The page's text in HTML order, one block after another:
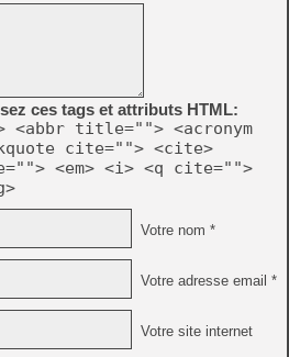
ces tags et attributs HTML:
title=""> <acronym
cite=""> <cite>
<em> <i> <q cite="">
Votre nom *
Votre adresse email *
Votre site internet